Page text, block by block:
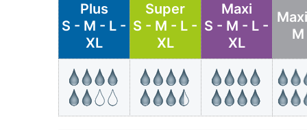
Plus
S - M - L -
XL
Super
S - M - L -
XL
Maxi
S - M - L -
XL